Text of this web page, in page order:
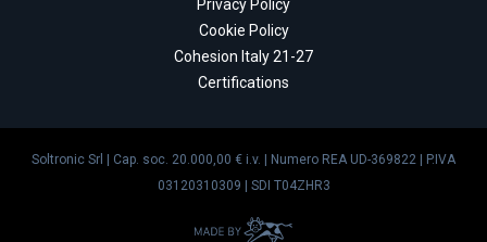
Privacy Policy
Cookie Policy
Cohesion Italy 21-27
Certifications
Soltronic Srl | Cap. soc. 20.000,00 € i.v. | Numero REA UD-369822 | P.IVA
03120310309 | SDI T04ZHR3